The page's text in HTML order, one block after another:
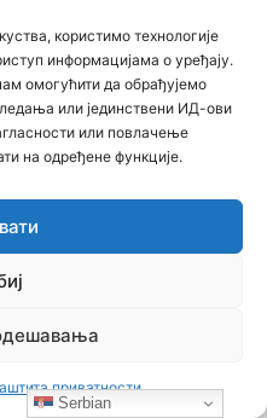
користимо технологије
информацијама о уређају.
омогућити да обрађујемо
или јединствени ИД-ови
или повлачење
на одређене функције.
приватности
Serbian